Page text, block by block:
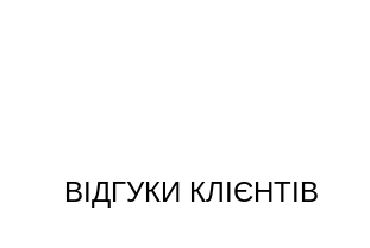
ВІДГУКИ КЛІЄНТІВ